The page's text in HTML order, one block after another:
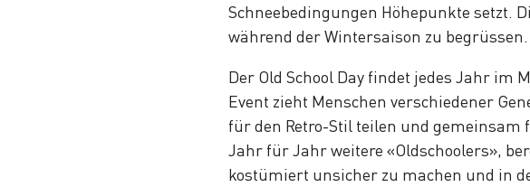
Schneebedingungen Höhepunkte setzt.
während der Wintersaison zu begrüssen.
Der Old School Day findet jedes Jahr im
Event zieht Menschen verschiedener
für den Retro-Stil teilen und gemeinsam
Jahr für Jahr weitere «Oldschoolers»,
kostümiert unsicher zu machen und in